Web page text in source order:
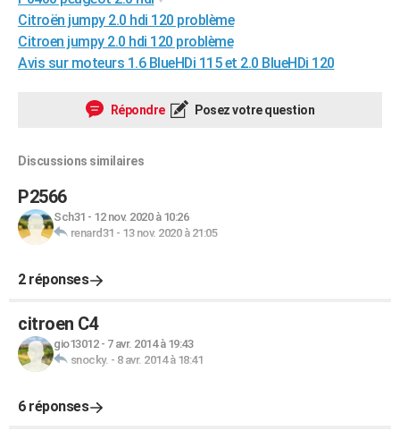
Destinations
City break
Voyage nature
Voyage de noces
Forum
Climat
+PHOTO
GUIDES D'ACHAT
Carte de Noël
Carte Bonne année
Carte Saint-Valentin
Carte Pâques
Carte d'anniversaire
DICTIONNAIRE
Dictionnaire
Biographies
Citations
Expressions
Proverbes
PROGRAMME TV
COPAINS D'AVANT
S'inscrire
Se connecter
Lycées
Collèges
Primaires
Universités
Entreprises
Service militaire
Avis de recherche
AVIS DE DÉCÈS
Bricolage
Lifestyle
Culture
Sport
Auto
Television
Voyage
Cinema
Citroën jumpy 2.0 hdi 120 problème
Citroen jumpy 2.0 hdi 120 problème
Avis sur moteurs 1.6 BlueHDi 115 et 2.0 BlueHDi 120
Répondre Posez votre question
Discussions similaires
P2566
Sch31 - 12 nov. 2020 à 10:26
renard31 - 13 nov. 2020 à 21:05
2 réponses
citroen C4
gio13012- 7 avr. 2014 à 19:43
snocky. - 8 avr. 2014 à 18:41
6 réponses